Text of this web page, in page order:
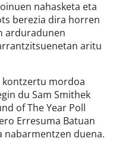
nahasketa eta
berezia dira horren
arduradunen
aritu
kontzertu mordoa
du Sam Smithek
of The Year Poll
Erresuma Batuan
nabarmentzen duena.